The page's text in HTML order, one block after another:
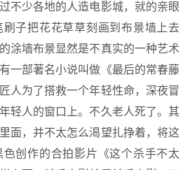
不少各地的人造电影城，就的亲眼
子把花花草草刻画到布景墙上去
涂墙布景显然是不真实的一种艺术
一部著名小说叫做《最后的常春藤
人为了搭救一个年轻性命，深夜冒
轻人的窗口上。不久老人死了。其
面，并不太怎么渴望扎挣着，将这
创作的合拍影片《这个杀手不太